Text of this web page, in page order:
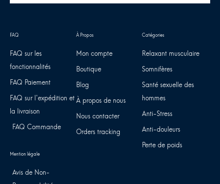
FAQ sur les
fonctionnalités
FAQ Paiement
FAQ sur l'expédition et
la livraison
FAQ Commande
Mon compte
Boutique
Blog
À propos de nous
Nous contacter
Orders tracking
Relaxant musculaire
Somnifères
Santé sexuelle des
hommes
Anti-Stress
Anti-douleurs
Perte de poids
Avis de Non-